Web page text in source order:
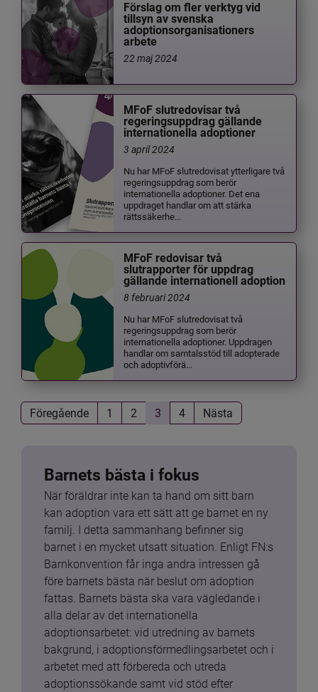
Förslag om fler verktyg vid
tillsyn av svenska
adoptionsorganisationers
arbete
22 maj 2024
MFoF slutredovisar två
regeringsuppdrag gällande
internationella adoptioner
3 april 2024
Nu har MFoF slutredovisat ytterligare två
regeringsuppdrag som berör
internationella adoptioner. Det ena
uppdraget handlar om att stärka
rättssäkerhe...
MFoF redovisar två
slutrapporter för uppdrag
gällande internationell adoption
8 februari 2024
Nu har MFoF slutredovisat två
regeringsuppdrag som berör
internationella adoptioner. Uppdragen
handlar om samtalsstöd till adopterade
och adoptivförä...
Föregående 1 2 3 4 Nästa
Barnets bästa i fokus
När föräldrar inte kan ta hand om sitt barn
kan adoption vara ett sätt att ge barnet en ny
familj. I detta sammanhang befinner sig
barnet i en mycket utsatt situation. Enligt FN:s
Barnkonvention får inga andra intressen gå
före barnets bästa när beslut om adoption
fattas. Barnets bästa ska vara vägledande i
alla delar av det internationella
adoptionsarbetet: vid utredning av barnets
bakgrund, i adoptionsförmedlingsarbetet och i
arbetet med att förbereda och utreda
adoptionssökande samt vid stöd efter